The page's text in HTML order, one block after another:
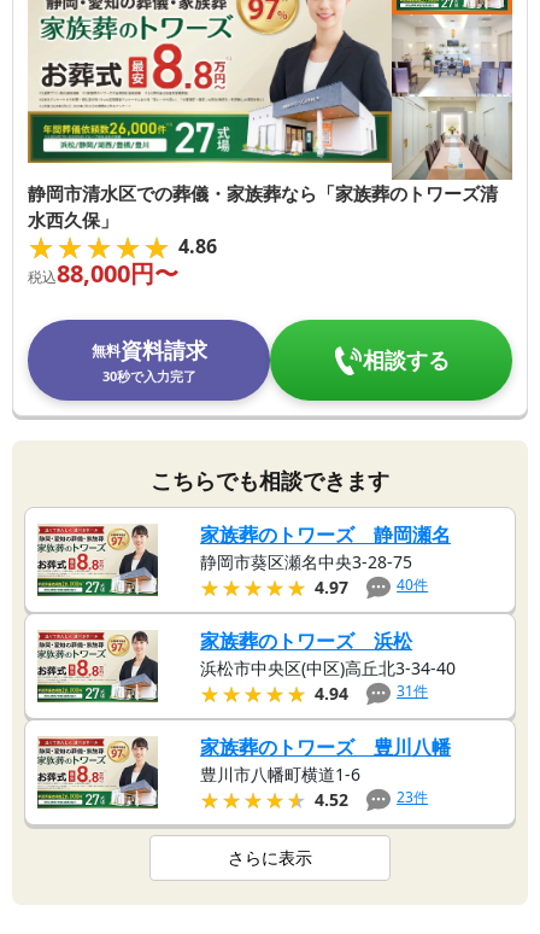
静岡市清水区での葬儀・家族葬なら「家族葬のトワーズ清
水西久保」
★★★★★
★★★★★ 4.86
税込88,000円〜
無料資料請求
30秒で入力完了
相談する
こちらでも相談できます
家族葬のトワーズ 静岡瀬名
静岡市葵区瀬名中央3-28-75
★★★★★
★★★★★ 4.97 40件
家族葬のトワーズ 浜松
浜松市中央区(中区)高丘北3-34-40
★★★★★
★★★★★ 4.94 31件
家族葬のトワーズ 豊川八幡
豊川市八幡町横道1-6
★★★★★
★★★★★ 4.52 23件
さらに表示